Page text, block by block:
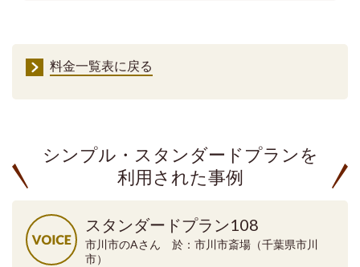
料金一覧表に戻る
シンプル・スタンダードプランを
利用された事例
スタンダードプラン108
市川市のAさん 於：市川市斎場（千葉県市川
市）